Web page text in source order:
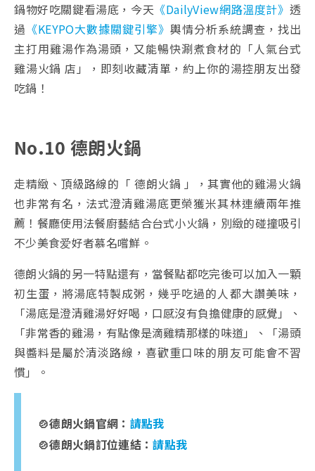
鍋物好吃關鍵看湯底，今天 《DailyView網路溫度計》 透
過 《KEYPO大數據關鍵引擎》 輿情分析系統調查，找出
主打用雞湯作為湯頭，又能暢快涮煮食材的「人氣台式
雞湯火鍋 店」，即刻收藏清單，約上你的湯控朋友出發
吃鍋！
No.10 德朗火鍋
走精緻、頂級路線的「 德朗火鍋 」，其實他的雞湯火鍋
也非常有名，法式澄清雞湯底更榮獲米其林連續兩年推
薦！餐廳使用法餐廚藝結合台式小火鍋，別緻的碰撞吸引
不少美食爱好者慕名嚐鮮。
德朗火鍋的另一特點還有，當餐點都吃完後可以加入一顆
初生蛋，將湯底特製成粥，幾乎吃過的人都大讚美味，
「湯底是澄清雞湯好好喝，口感沒有負擔健康的感覺」、
「非常香的雞湯，有點像是滴雞精那樣的味道」、「湯頭
與醬料是屬於清淡路線，喜歡重口味的朋友可能會不習
慣」。
🍲德朗火鍋官網： 請點我
🍲德朗火鍋訂位連結：請點我